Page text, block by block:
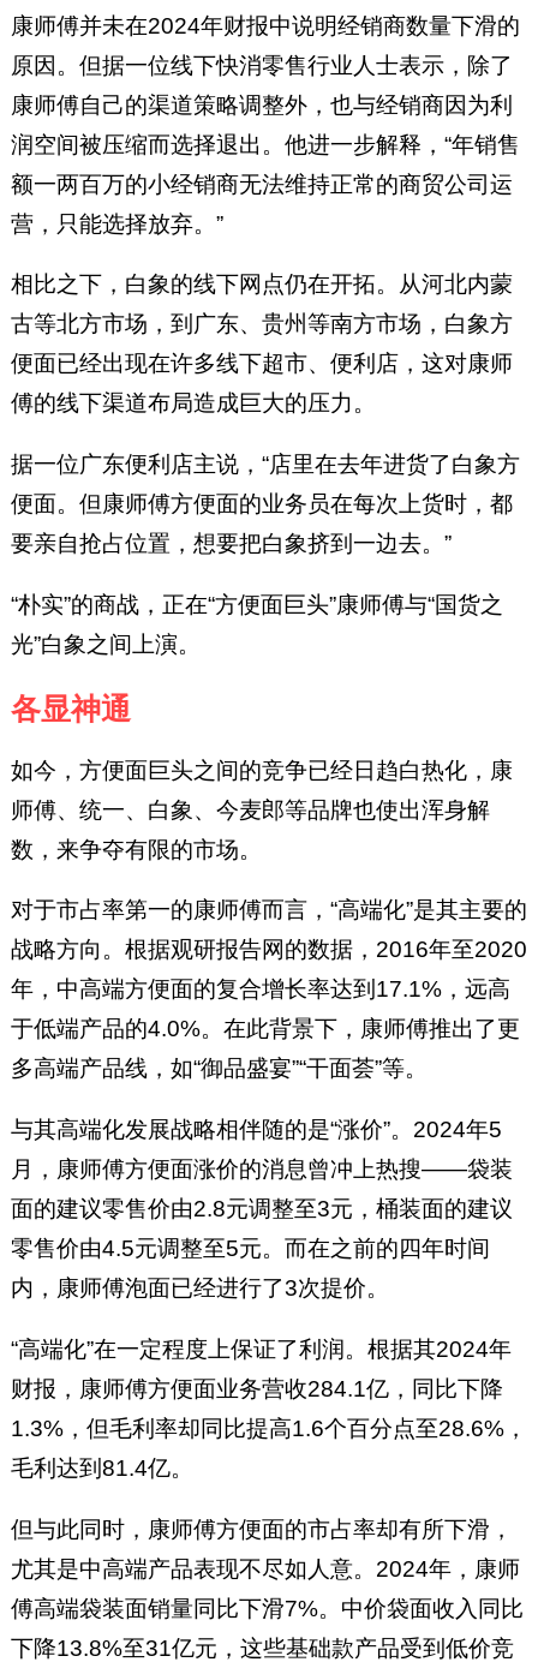
康师傅并未在2024年财报中说明经销商数量下滑的
原因。但据一位线下快消零售行业人士表示，除了
康师傅自己的渠道策略调整外，也与经销商因为利
润空间被压缩而选择退出。他进一步解释，“年销售
额一两百万的小经销商无法维持正常的商贸公司运
营，只能选择放弃。”
相比之下，白象的线下网点仍在开拓。从河北内蒙
古等北方市场，到广东、贵州等南方市场，白象方
便面已经出现在许多线下超市、便利店，这对康师
傅的线下渠道布局造成巨大的压力。
据一位广东便利店主说，“店里在去年进货了白象方
便面。但康师傅方便面的业务员在每次上货时，都
要亲自抢占位置，想要把白象挤到一边去。”
“朴实”的商战，正在“方便面巨头”康师傅与“国货之
光”白象之间上演。
各显神通
如今，方便面巨头之间的竞争已经日趋白热化，康
师傅、统一、白象、今麦郎等品牌也使出浑身解
数，来争夺有限的市场。
对于市占率第一的康师傅而言，“高端化”是其主要的
战略方向。根据观研报告网的数据，2016年至2020
年，中高端方便面的复合增长率达到17.1%，远高
于低端产品的4.0%。在此背景下，康师傅推出了更
多高端产品线，如“御品盛宴”“干面荟”等。
与其高端化发展战略相伴随的是“涨价”。2024年5
月，康师傅方便面涨价的消息曾冲上热搜——袋装
面的建议零售价由2.8元调整至3元，桶装面的建议
零售价由4.5元调整至5元。而在之前的四年时间
内，康师傅泡面已经进行了3次提价。
“高端化”在一定程度上保证了利润。根据其2024年
财报，康师傅方便面业务营收284.1亿，同比下降
1.3%，但毛利率却同比提高1.6个百分点至28.6%，
毛利达到81.4亿。
但与此同时，康师傅方便面的市占率却有所下滑，
尤其是中高端产品表现不尽如人意。2024年，康师
傅高端袋装面销量同比下滑7%。中价袋面收入同比
下降13.8%至31亿元，这些基础款产品受到低价竞